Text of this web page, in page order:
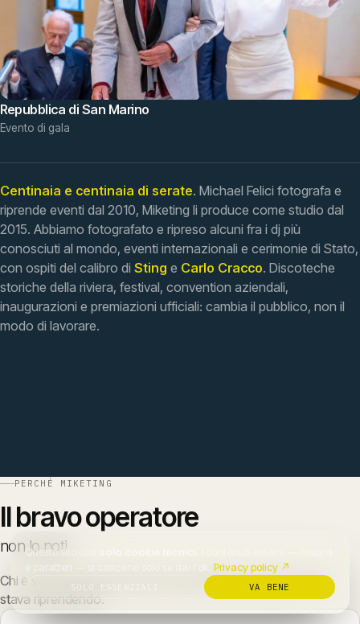
Repubblica di San Marino
Evento di gala
Centinaia e centinaia di serate. Michael Felici fotografa e
riprende eventi dal 2010, Miketing li produce come studio dal
2015. Abbiamo fotografato e ripreso alcuni fra i dj più
conosciuti al mondo, eventi internazionali e cerimonie di Stato,
con ospiti del calibro di Sting e Carlo Cracco. Discoteche
storiche della riviera, festival, convention aziendali,
inaugurazioni e premiazioni ufficiali: cambia il pubblico, non il
modo di lavorare.
PERCHÉ MIKETING
Ilbravooperatore
non lo noti.
Chi è venuto alla serata deve ricordarsi la serata, non chi la
stava riprendendo.
Questo sito usa
e caratteri — si caricano solo se dai l'ok.Privacy policy ↗
SOLO ESSENZIALI VA BENE